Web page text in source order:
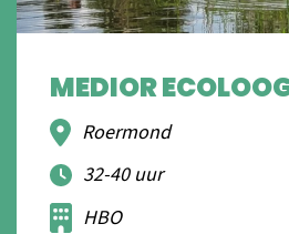
MEDIOR
Roermond
32-40 uur
HBO